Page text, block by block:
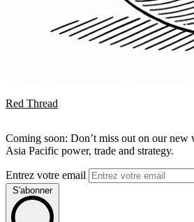
Red Thread
Coming soon: Don’t miss out on our
Asia Pacific power, trade and strategy.
Entrez votre email
S'abonner